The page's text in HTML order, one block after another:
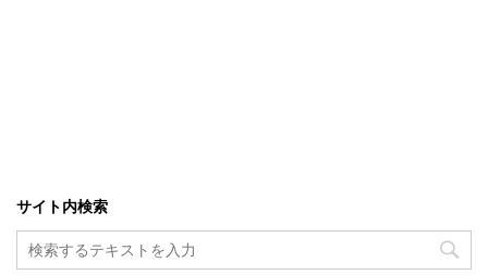
サイト内検索